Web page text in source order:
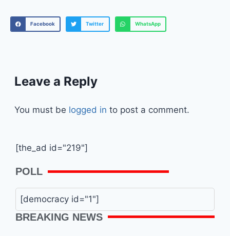
Facebook Twitter WhatsApp
Leave a Reply
You must be logged in to post a comment.
[the_ad id="219"]
POLL
[democracy id="1"]
BREAKING NEWS